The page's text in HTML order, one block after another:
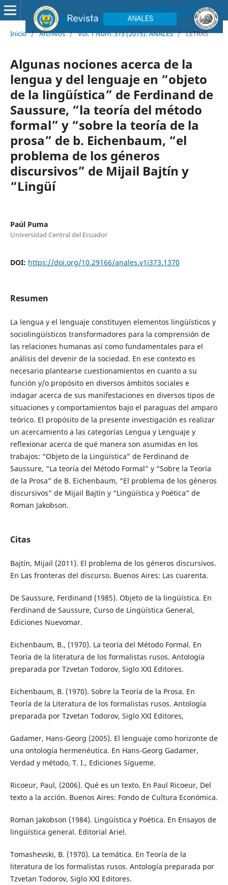
Inicio / Archivos / Vol. 1 Núm. 373 (2015): ANALES / LETRAS
Algunas nociones acerca de la
lengua y del lenguaje en “objeto
de la lingüística” de Ferdinand de
Saussure, “la teoría del método
formal” y “sobre la teoría de la
prosa” de b. Eichenbaum, “el
problema de los géneros
discursivos” de Mijail Bajtín y
“Lingüí
Paúl Puma
Universidad Central del Ecuador
DOI: https://doi.org/10.29166/anales.v1i373.1370
Resumen
La lengua y el lenguaje constituyen elementos lingüísticos y
sociolingüísticos transformadores para la comprensión de
las relaciones humanas así como fundamentales para el
análisis del devenir de la sociedad. En ese contexto es
necesario plantearse cuestionamientos en cuanto a su
función y/o propósito en diversos ámbitos sociales e
indagar acerca de sus manifestaciones en diversos tipos de
situaciones y comportamientos bajo el paraguas del amparo
teórico. El propósito de la presente investigación es realizar
un acercamiento a las categorías Lengua y Lenguaje y
reflexionar acerca de qué manera son asumidas en los
trabajos: “Objeto de la Lingüística” de Ferdinand de
Saussure, “La teoría del Método Formal” y “Sobre la Teoría
de la Prosa” de B. Eichenbaum, “El problema de los géneros
discursivos” de Mijail Bajtín y “Lingüística y Poética” de
Roman Jakobson.
Citas
Bajtín, Mijail (2011). El problema de los géneros discursivos.
En Las fronteras del discurso. Buenos Aires: Las cuarenta.
De Saussure, Ferdinand (1985). Objeto de la lingüística. En
Ferdinand de Saussure, Curso de Lingüística General,
Ediciones Nuevomar.
Eichenbaum, B., (1970). La teoría del Método Formal. En
Teoría de la literatura de los formalistas rusos. Antología
preparada por Tzvetan Todorov, Siglo XXI Editores.
Eichenbaum, B. (1970). Sobre la Teoría de la Prosa. En
Teoría de la Literatura de los formalistas rusos. Antología
preparada por Tzvetan Todorov, Siglo XXI Editores,
Gadamer, Hans-Georg (2005). El lenguaje como horizonte de
una ontología hermenéutica. En Hans-Georg Gadamer,
Verdad y método, T. I., Ediciones Sígueme.
Ricoeur, Paul, (2006). Qué es un texto. En Paul Ricoeur, Del
texto a la acción. Buenos Aires: Fondo de Cultura Económica.
Roman Jakobson (1984). Lingüística y Poética. En Ensayos de
lingüística general. Editorial Ariel.
Tomashevski, B. (1970). La temática. En Teoría de la
literatura de los formalistas rusos. Antología preparada por
Tzvetan Todorov, Siglo XXI Editores.